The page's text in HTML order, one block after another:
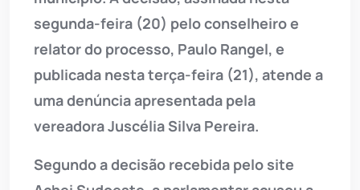
segunda-feira (20) pelo conselheiro e
relator do processo, Paulo Rangel, e
publicada nesta terça-feira (21), atende a
uma denúncia apresentada pela
vereadora Juscélia Silva Pereira.
Segundo a decisão recebida pelo site